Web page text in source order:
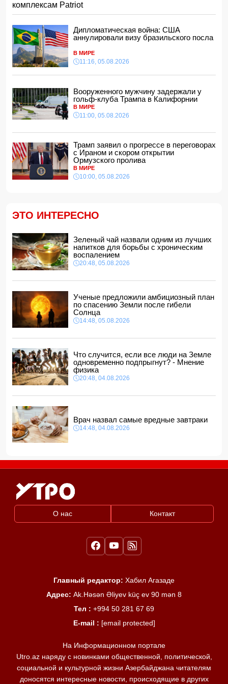
15:28, 05.08.2026
15:08, 05.08.2026
Тахир Будагов посетил Азербайджанское общество
Красного Полумесяца
15:00, 05.08.2026
Ученые предложили амбициозный план по спасению
14:48, 05.08.2026
МИД России обвинил Киев в попытках усилить
эскалацию конфликта
14:34, 05.08.2026
Судья Верховного суда Азербайджана вышел на
пенсию
14:14, 05.08.2026
ЕС получил пятый транш доходов от замороженных
активов РФ и обещал передать их Киеву
14:10, 05.08.2026
В Баку на рабочем месте скоропостижно скончался
мужчина
14:04, 05.08.2026
Депутат Милли Меджлиса посетил семью шехида-
ФОТО
14:00, 05.08.2026
Прогноз погоды в Азербайджане на 6 августа
Биржевые цены на кофе в мире выросли до максимума
за полгода
12:40, 05.08.2026
комплексам Patriot
Дипломатическая война: США
аннулировали визу бразильского посла
В МИРЕ
11:16, 05.08.2026
Вооруженного мужчину задержали у
гольф-клуба Трампа в Калифорнии
В МИРЕ
11:00, 05.08.2026
Трамп заявил о прогрессе в переговорах
с Ираном и скором открытии
Ормузского пролива
В МИРЕ
10:00, 05.08.2026
ЭТО ИНТЕРЕСНО
Зеленый чай назвали одним из лучших
напитков для борьбы с хроническим
воспалением
20:48, 05.08.2026
Ученые предложили амбициозный план
по спасению Земли после гибели
Солнца
14:48, 05.08.2026
Что случится, если все люди на Земле
одновременно подпрыгнут? - Мнение
физика
20:48, 04.08.2026
Врач назвал самые вредные завтраки
14:48, 04.08.2026
О нас Контакт
Главный редактор: Хабил Агазаде
Адрес: Ak.Həsən Əliyev küç ev 90 mən 8
Тел : +994 50 281 67 69
E-mail : [email protected]
На Информационном портале
Utro.az наряду с новинками общественной, политической,
социальной и культурной жизни Азербайджана читателям
доносятся интересные новости, происходящие в других